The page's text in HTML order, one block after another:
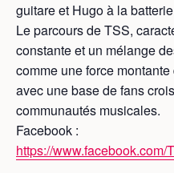
guitare et Hugo à la
Le parcours de TSS,
constante et un mélange
comme une force
avec une base de fans
communautés musicales.
Facebook :
https://